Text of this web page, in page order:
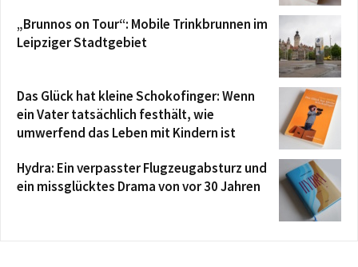
„Brunnos on Tour“: Mobile Trinkbrunnen im
Leipziger Stadtgebiet
Das Glück hat kleine Schokofinger: Wenn
ein Vater tatsächlich festhält, wie
umwerfend das Leben mit Kindern ist
Hydra: Ein verpasster Flugzeugabsturz und
ein missglücktes Drama von vor 30 Jahren